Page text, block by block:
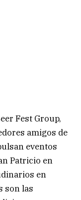
Fest Group,
amigos de
eventos
Patricio en
en
son las